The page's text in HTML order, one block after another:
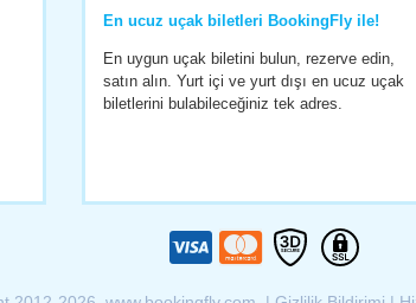
En ucuz uçak biletleri BookingFly ile!
En uygun uçak biletini bulun, rezerve edin,
satın alın. Yurt içi ve yurt dışı en ucuz uçak
biletlerini bulabileceğiniz tek adres.